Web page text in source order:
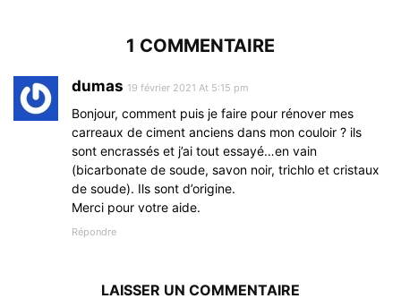
1 COMMENTAIRE
dumas 19 février 2021 At 5:15 pm
Bonjour, comment puis je faire pour rénover mes
carreaux de ciment anciens dans mon couloir ? ils
sont encrassés et j’ai tout essayé…en vain
(bicarbonate de soude, savon noir, trichlo et cristaux
de soude). Ils sont d’origine.
Merci pour votre aide.
Répondre
LAISSER UN COMMENTAIRE